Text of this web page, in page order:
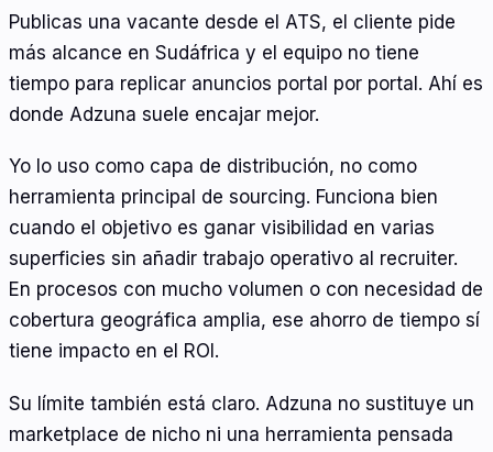
Publicas una vacante desde el ATS, el cliente pide
más alcance en Sudáfrica y el equipo no tiene
tiempo para replicar anuncios portal por portal. Ahí es
donde Adzuna suele encajar mejor.
Yo lo uso como capa de distribución, no como
herramienta principal de sourcing. Funciona bien
cuando el objetivo es ganar visibilidad en varias
superficies sin añadir trabajo operativo al recruiter.
En procesos con mucho volumen o con necesidad de
cobertura geográfica amplia, ese ahorro de tiempo sí
tiene impacto en el ROI.
Su límite también está claro. Adzuna no sustituye un
marketplace de nicho ni una herramienta pensada